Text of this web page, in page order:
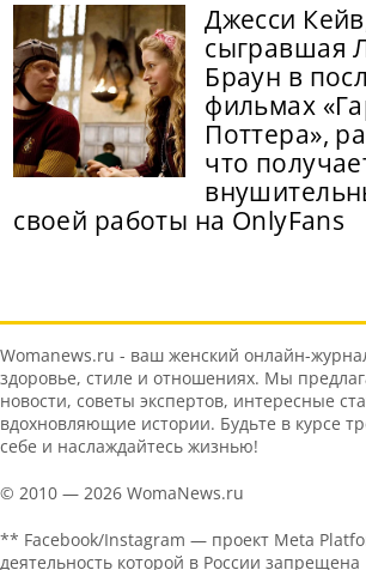
Джесси
сыгравшая
Браун в
фильмах
Поттера»,
что
своей работы на OnlyFans
Womanews.ru - ваш женский онлайн-
здоровье, стиле и отношениях. Мы
новости, советы экспертов, интересные
вдохновляющие истории. Будьте в курсе
себе и наслаждайтесь жизнью!
© 2010 — 2026 WomaNews.ru
** Facebook/Instagram — проект Meta
деятельность которой в России запрещена